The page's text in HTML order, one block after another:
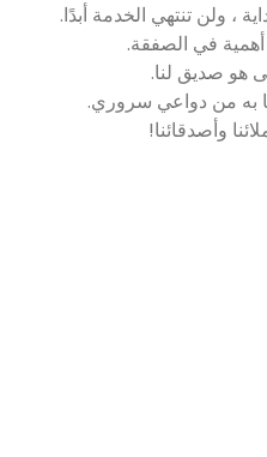
، ولن تنتهي الخدمة أبدًا.
في الصفقة.
هو صديق لنا.
به من دواعي سروري.
وأصدقائنا!